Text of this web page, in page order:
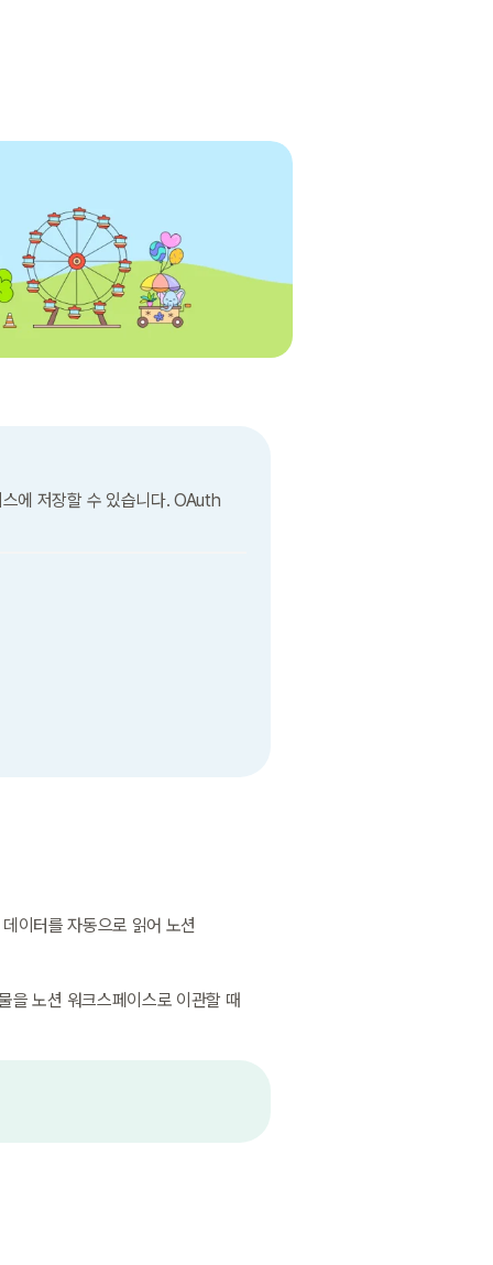
에 저장할 수 있습니다. OAuth
이터를 자동으로 읽어 노션
을 노션 워크스페이스로 이관할 때